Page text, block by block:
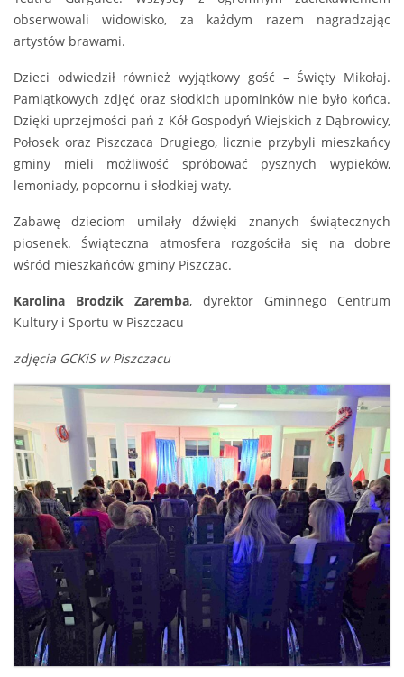
obserwowali widowisko, za każdym razem nagradzając
artystów brawami.
Dzieci odwiedził również wyjątkowy gość – Święty Mikołaj.
Pamiątkowych zdjęć oraz słodkich upominków nie było końca.
Dzięki uprzejmości pań z Kół Gospodyń Wiejskich z Dąbrowicy,
Połosek oraz Piszczaca Drugiego, licznie przybyli mieszkańcy
gminy mieli możliwość spróbować pysznych wypieków,
lemoniady, popcornu i słodkiej waty.
Zabawę dzieciom umilały dźwięki znanych świątecznych
piosenek. Świąteczna atmosfera rozgościła się na dobre
wśród mieszkańców gminy Piszczac.
Karolina Brodzik Zaremba, dyrektor Gminnego Centrum
Kultury i Sportu w Piszczacu
zdjęcia GCKiS w Piszczacu